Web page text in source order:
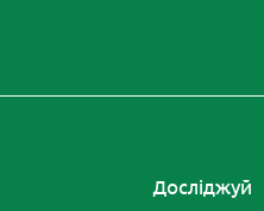
Досліджуй